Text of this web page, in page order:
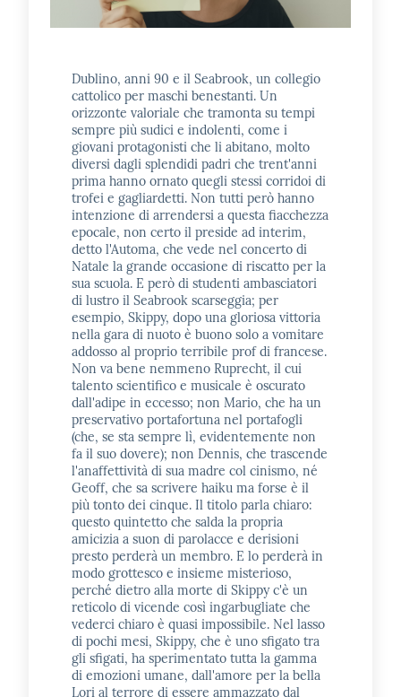
Cerca nei
cataloghi
Chiedi al
bibliotecario
Dublino, anni 90 e il Seabrook, un collegio
cattolico per maschi benestanti. Un
orizzonte valoriale che tramonta su tempi
sempre più sudici e indolenti, come i
giovani protagonisti che li abitano, molto
diversi dagli splendidi padri che trent'anni
prima hanno ornato quegli stessi corridoi di
trofei e gagliardetti. Non tutti però hanno
intenzione di arrendersi a questa fiacchezza
epocale, non certo il preside ad interim,
detto l'Automa, che vede nel concerto di
Natale la grande occasione di riscatto per la
sua scuola. E però di studenti ambasciatori
di lustro il Seabrook scarseggia; per
esempio, Skippy, dopo una gloriosa vittoria
nella gara di nuoto è buono solo a vomitare
addosso al proprio terribile prof di francese.
Non va bene nemmeno Ruprecht, il cui
talento scientifico e musicale è oscurato
dall'adipe in eccesso; non Mario, che ha un
preservativo portafortuna nel portafogli
(che, se sta sempre lì, evidentemente non
fa il suo dovere); non Dennis, che trascende
l'anaffettività di sua madre col cinismo, né
Geoff, che sa scrivere haiku ma forse è il
più tonto dei cinque. Il titolo parla chiaro:
questo quintetto che salda la propria
amicizia a suon di parolacce e derisioni
presto perderà un membro. E lo perderà in
modo grottesco e insieme misterioso,
perché dietro alla morte di Skippy c'è un
reticolo di vicende così ingarbugliate che
vederci chiaro è quasi impossibile. Nel lasso
di pochi mesi, Skippy, che è uno sfigato tra
gli sfigati, ha sperimentato tutta la gamma
di emozioni umane, dall'amore per la bella
Lori al terrore di essere ammazzato dal